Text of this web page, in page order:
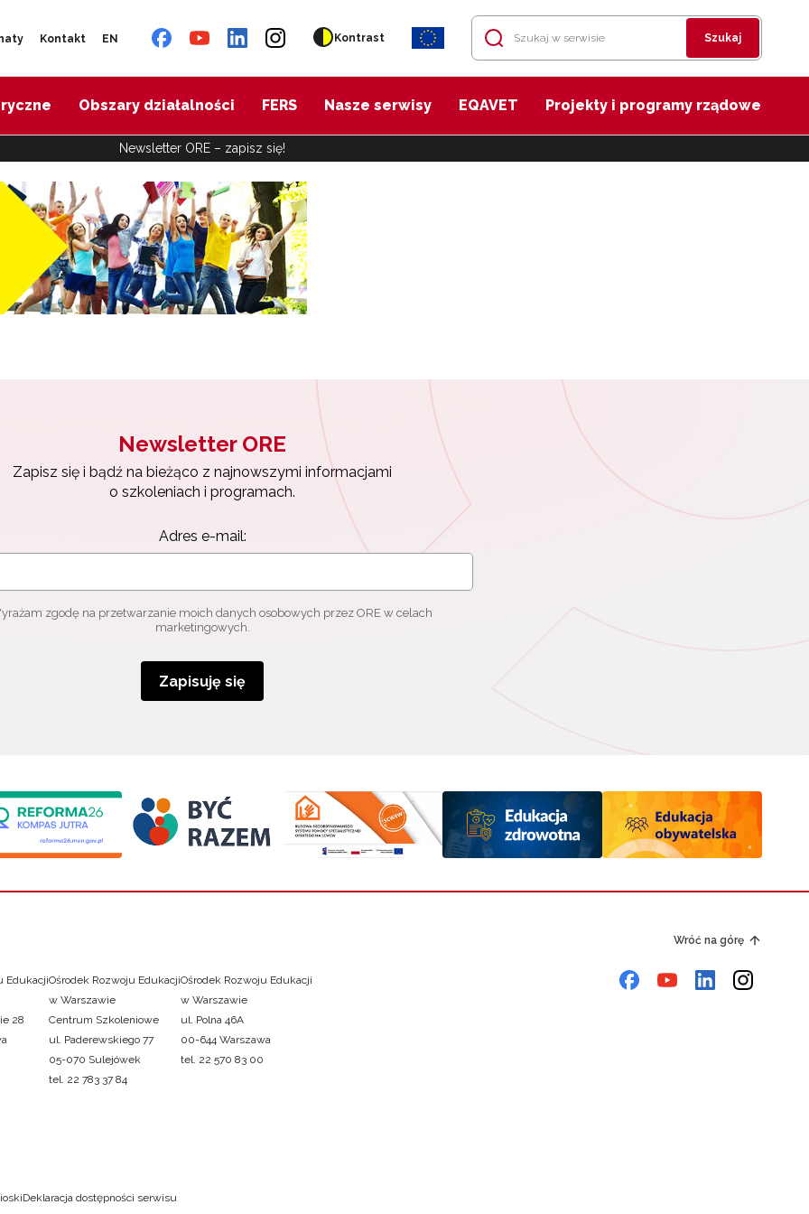
Kontakt EN Kontrast Szukaj
Obszary działalności FERS Nasze serwisy EQAVET Projekty i programy rządowe
Newsletter ORE – zapisz się!
Newsletter ORE
Zapisz się i bądź na bieżąco z najnowszymi informacjami
o szkoleniach i programach.
Adres e-mail:
zgodę na przetwarzanie moich danych osobowych przez ORE w celach
marketingowych.
Zapisuję się
Wróć na górę
Edukacji
28
Ośrodek Rozwoju Edukacji
w Warszawie
Centrum Szkoleniowe
ul. Paderewskiego 77
05-070 Sulejówek
tel. 22 783 37 84
Ośrodek Rozwoju Edukacji
w Warszawie
ul. Polna 46A
00-644 Warszawa
tel. 22 570 83 00
Deklaracja dostępności serwisu